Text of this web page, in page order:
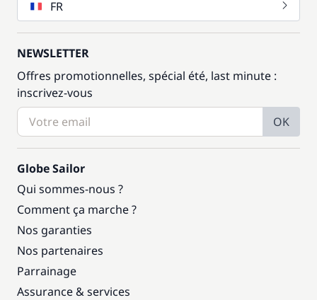
FR
NEWSLETTER
Offres promotionnelles, spécial été, last minute :
inscrivez-vous
OK
Globe Sailor
Qui sommes-nous ?
Comment ça marche ?
Nos garanties
Nos partenaires
Parrainage
Assurance & services